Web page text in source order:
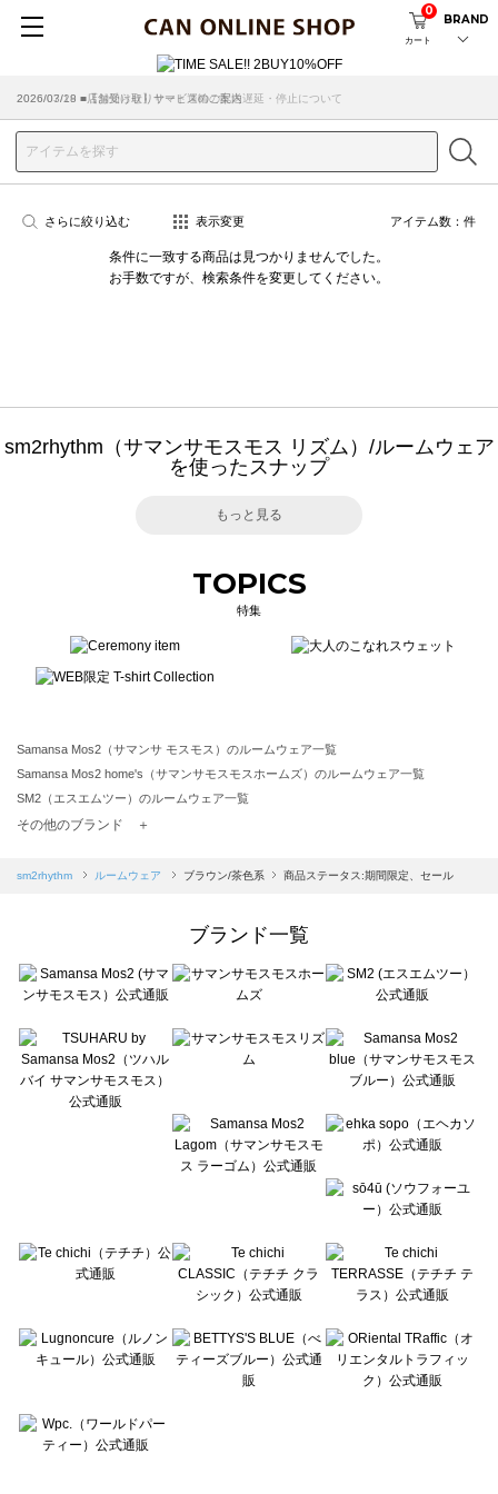
カート
0
BRAND
2026/07/29 ■【お知らせ】ヤマト運輸の配送遅延・停止について
2026/03/18 ■店舗受け取りサービスのご案内
さらに絞り込む 表示変更 アイテム数： 件
条件に一致する商品は見つかりませんでした。
お手数ですが、検索条件を変更してください。
sm2rhythm（サマンサモスモス リズム）/ルームウェア
を使ったスナップ
もっと見る
TOPICS
特集
Samansa Mos2（サマンサ モスモス）のルームウェア一覧
Samansa Mos2 home's（サマンサモスモスホームズ）のルームウェア一覧
SM2（エスエムツー）のルームウェア一覧
TSUHARU by Samansa Mos2（ツハルバイサマンサモスモス）のルームウェア一覧
Samansa Mos2 blue（サマンサモスモス ブルー）のルームウェア一覧
sō4ū（ソウフォーユー）のルームウェア一覧
Te chichi（テチチ）のルームウェア一覧
Te chichi CLASSIC（テチチ クラシック）のルームウェア一覧
Lugnoncure（ルノンキュール）のルームウェア一覧
BETTY'S BLUE（べティーズブルー）のルームウェア一覧
Wpc.（ワールドパーティー）のルームウェア一覧
その他のブランド ＋
sm2rhythm ルームウェア ブラウン/茶色系 商品ステータス:期間限定、セール
ブランド一覧